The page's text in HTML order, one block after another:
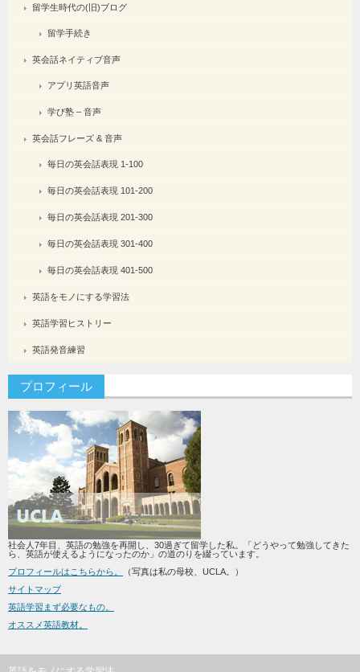
留学生時代の(旧)ブログ
留学手続き
英会話ネイティブ音声
アプリ英語音声
学び塾 – 音声
英会話フレーズ & 音声
毎日の英会話表現 1-100
毎日の英会話表現 101-200
毎日の英会話表現 201-300
毎日の英会話表現 301-400
毎日の英会話表現 401-500
英語をモノにする学習法
英語学習ヒストリー
英語発音練習
プロフィール
社会人7年目、英語の勉強を再開し、30過ぎて留学した私。「どうやって勉強してきた
ら、英語が使えるようになったのか」の道のりを綴っています。
プロフィールはこちらから。
（写真は私の母校、UCLA。）
サイトマップ
英語学習まず必要なもの。
オススメ英語教材。